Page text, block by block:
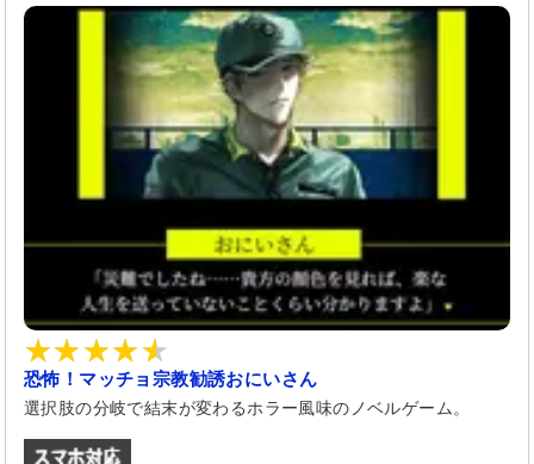
恐怖！マッチョ宗教勧誘おにいさん
選択肢の分岐で結末が変わるホラー風味のノベルゲーム。